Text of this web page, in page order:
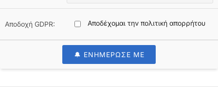
Αποδοχή GDPR: Αποδέχομαι την πολιτική απορρήτου
🔔 ΕΝΗΜΕΡΩΣΕ ΜΕ